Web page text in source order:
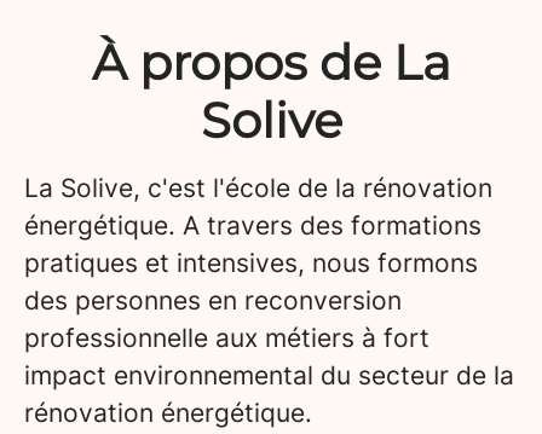
À propos de La
Solive
La Solive, c'est l'école de la rénovation
énergétique. A travers des formations
pratiques et intensives, nous formons
des personnes en reconversion
professionnelle aux métiers à fort
impact environnemental du secteur de la
rénovation énergétique.